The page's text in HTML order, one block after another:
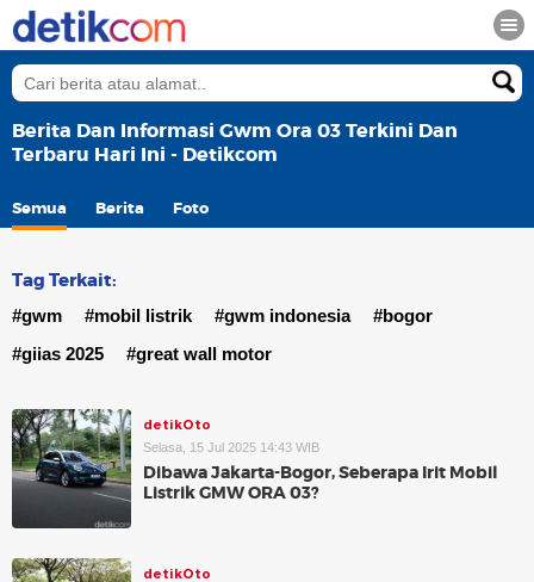
Berita Dan Informasi Gwm Ora 03 Terkini Dan
Terbaru Hari Ini - Detikcom
Semua Berita Foto
Tag Terkait:
#gwm #mobil listrik #gwm indonesia
#bogor
#giias 2025
#great wall motor
detikOto
Selasa, 15 Jul 2025 14:43 WIB
Dibawa Jakarta-Bogor, Seberapa Irit Mobil
Listrik GMW ORA 03?
detikOto